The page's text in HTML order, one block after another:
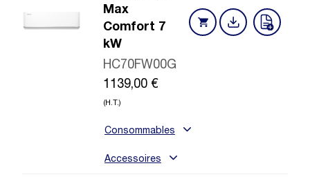
Max
Comfort 7
kW
HC70FW00G
1139,00 €
(H.T.)
Consommables
Accessoires